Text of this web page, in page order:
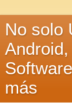
No solo
más